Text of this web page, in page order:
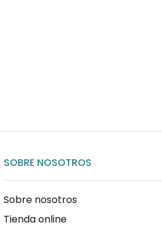
SOBRE NOSOTROS
Sobre nosotros
Tienda online